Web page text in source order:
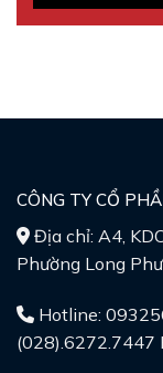
CÔNG TY CỔ
Địa chỉ: A4,
Phường Long
Hotline:
(028).6272.7447